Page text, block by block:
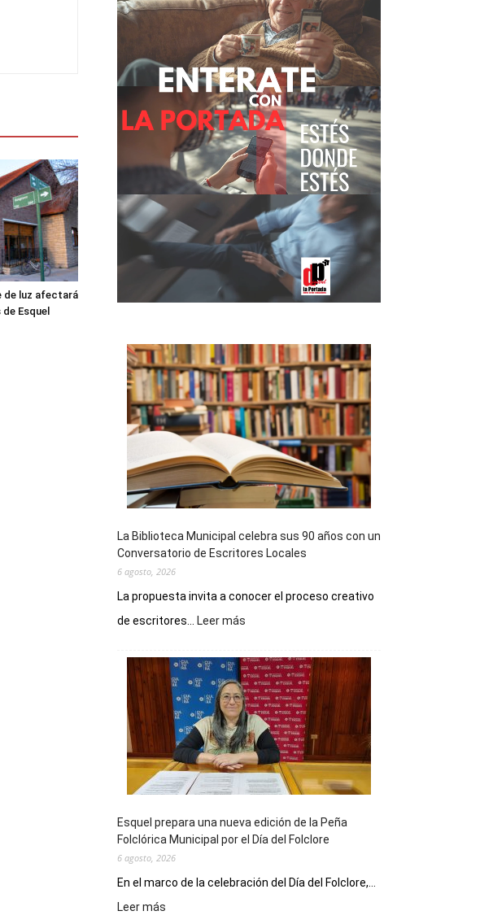
de luz afectará
Esquel
La Biblioteca Municipal celebra sus 90 años con un
Conversatorio de Escritores Locales
6 agosto, 2026
La propuesta invita a conocer el proceso creativo
de escritores...
Leer más
Municipal
celebra
sus
90
años
con
un
Conversatorio
Escritores
Locales
Esquel prepara una nueva edición de la Peña
Folclórica Municipal por el Día del Folclore
6 agosto, 2026
En el marco de la celebración del Día del Folclore,...
Leer más